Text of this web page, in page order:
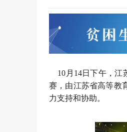
10月14日下午，江
赛，由江苏省高等教
力支持和协助。